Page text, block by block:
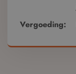
Vergoeding: